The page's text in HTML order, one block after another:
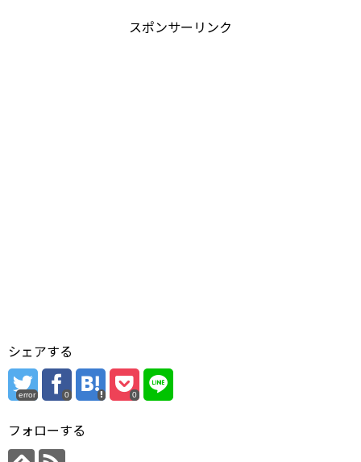
スポンサーリンク
シェアする
error 0 0
フォローする